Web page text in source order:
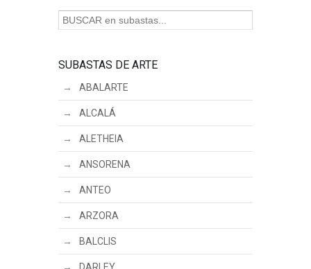
SUBASTAS DE ARTE
ABALARTE
ALCALÁ
ALETHEIA
ANSORENA
ANTEO
ARZORA
BALCLIS